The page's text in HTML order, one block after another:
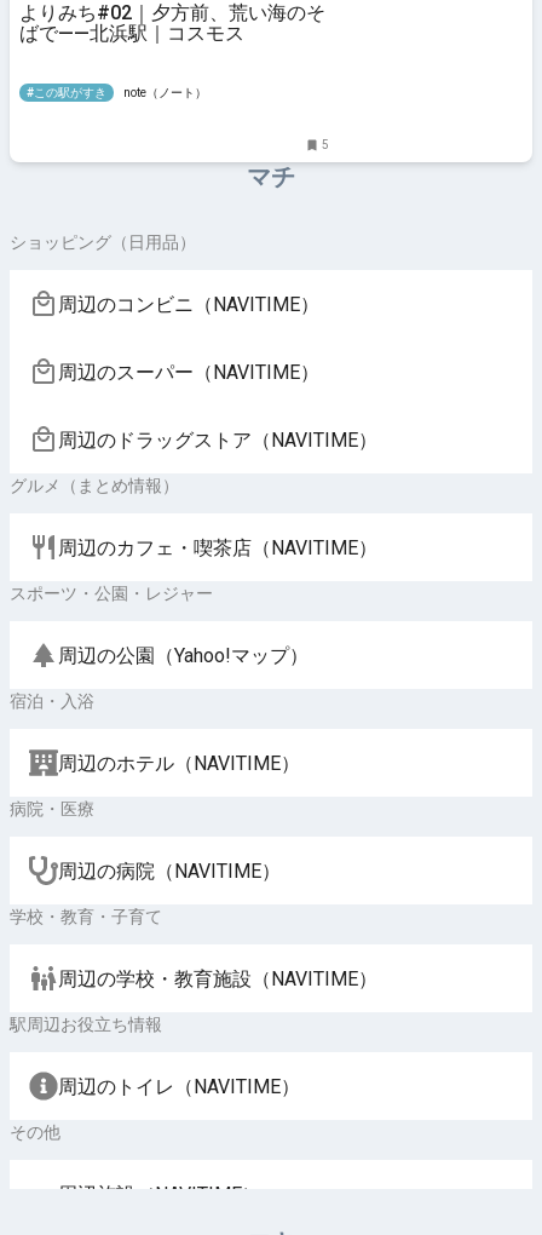
よりみち#02｜夕方前、荒い海のそ
ばで——北浜駅｜コスモス
#この駅がすき note（ノート）
5
マチ
ショッピング（日用品）
周辺のコンビニ（NAVITIME）
周辺のスーパー（NAVITIME）
周辺のドラッグストア（NAVITIME）
グルメ（まとめ情報）
周辺のカフェ・喫茶店（NAVITIME）
スポーツ・公園・レジャー
周辺の公園（Yahoo!マップ）
宿泊・入浴
周辺のホテル（NAVITIME）
病院・医療
周辺の病院（NAVITIME）
学校・教育・子育て
周辺の学校・教育施設（NAVITIME）
駅周辺お役立ち情報
周辺のトイレ（NAVITIME）
その他
周辺施設（NAVITIME）